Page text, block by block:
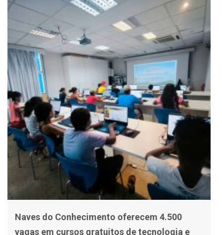
Naves do Conhecimento oferecem 4.500
vagas em cursos gratuitos de tecnologia e